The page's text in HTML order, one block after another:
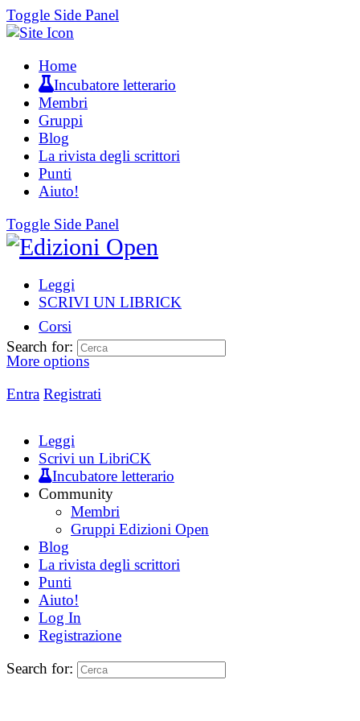
Toggle Side Panel
Home
Incubatore letterario
Membri
Gruppi
Blog
La rivista degli scrittori
Punti
Aiuto!
Toggle Side Panel
Leggi
SCRIVI UN LIBRICK
Corsi
More options
Entra Registrati
Search for:
Leggi
Scrivi un LibriCK
Incubatore letterario
Community
Membri
Gruppi Edizioni Open
Blog
La rivista degli scrittori
Punti
Aiuto!
Log In
Registrazione
Search for: